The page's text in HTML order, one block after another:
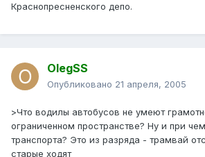
Краснопресненского депо.
OlegSS
Опубликовано 21 апреля, 2005
>Что водилы автобусов не умеют
ограниченном пространстве? Ну и при
транспорта? Это из разряда - трамвай
старые ходят